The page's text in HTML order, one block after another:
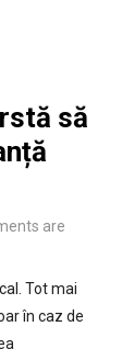
să
are
Tot mai
în caz de